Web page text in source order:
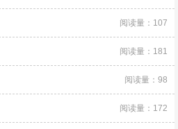
阅读量：107
阅读量：181
阅读量：98
阅读量：172